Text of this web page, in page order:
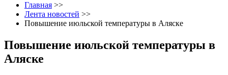
Главная >>
Лента новостей >>
Повышение июльской температуры в Аляске
Повышение июльской температуры в
Аляске